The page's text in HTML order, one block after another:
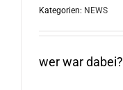
Kategorien: NEWS
wer war dabei?